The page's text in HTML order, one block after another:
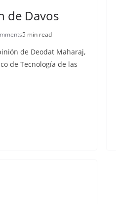
de Davos
5 min read
de Deodat Maharaj,
de Tecnología de las